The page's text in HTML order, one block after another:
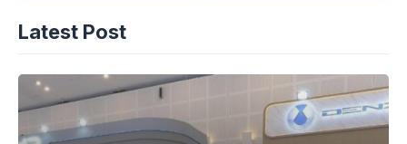
Latest Post